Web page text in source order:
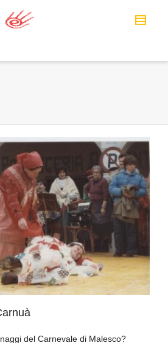
del Carnevale di Malesco?